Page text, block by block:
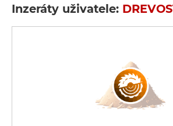
Inzeráty uživatele: